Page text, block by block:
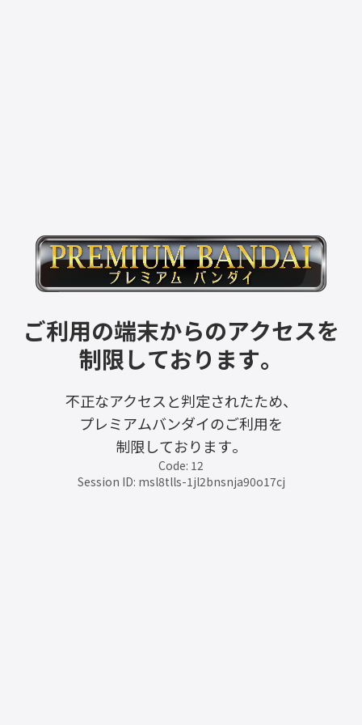
ご利用の端末からのアクセスを
制限しております。
不正なアクセスと判定されたため、
プレミアムバンダイのご利用を
制限しております。
Code: 12
Session ID: msl8tlls-1jl2bnsnja90o17cj